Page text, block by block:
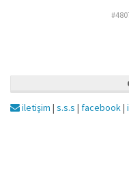
iletişim | s.s.s | facebook|